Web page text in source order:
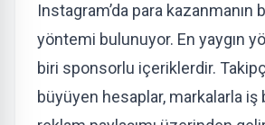
Instagram’da para kazanmanın
yöntemi bulunuyor. En yaygın
biri sponsorlu içeriklerdir.
büyüyen hesaplar, markalarla iş